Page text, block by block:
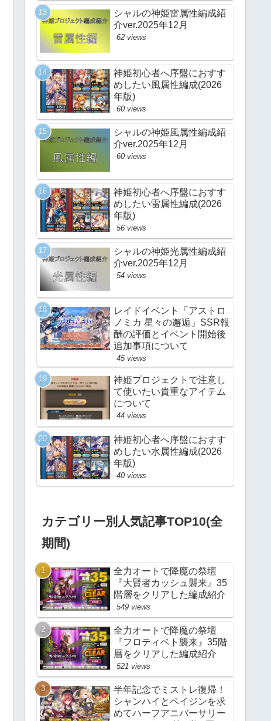
シャルの神姫雷属性編成紹
介ver.2025年12月
62 views
神姫初心者へ序盤におすす
めしたい風属性編成(2026
年版)
60 views
シャルの神姫風属性編成紹
介ver.2025年12月
60 views
神姫初心者へ序盤におすす
めしたい雷属性編成(2026
年版)
56 views
シャルの神姫光属性編成紹
介ver.2025年12月
54 views
レイドイベント「アストロ
ノミカ 星々の邂逅」SSR報
酬の評価とイベント開始後
追加事項について
45 views
神姫プロジェクトで注意し
て使いたい貴重なアイテム
について
44 views
神姫初心者へ序盤におすす
めしたい水属性編成(2026
年版)
40 views
カテゴリー別人気記事TOP10(全
期間)
全力オートで降魔の祭壇
『大賢者カッシュ襲来』35
階層をクリアした編成紹介
549 views
全力オートで降魔の祭壇
『フロティベト襲来』35階
層をクリアした編成紹介
521 views
半年記念でミストレ復帰！
シャンハイとペイジンを求
めてハーフアニバーサリー